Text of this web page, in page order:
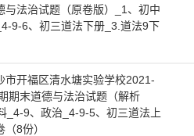
与法治试题（原卷版）_1、初中
9-6、初三道法下册_3.道法9下
市开福区清水塘实验学校2021-
期末道德与法治试题（解析
_4-9、政治_4-9-5、初三道法上
8份）